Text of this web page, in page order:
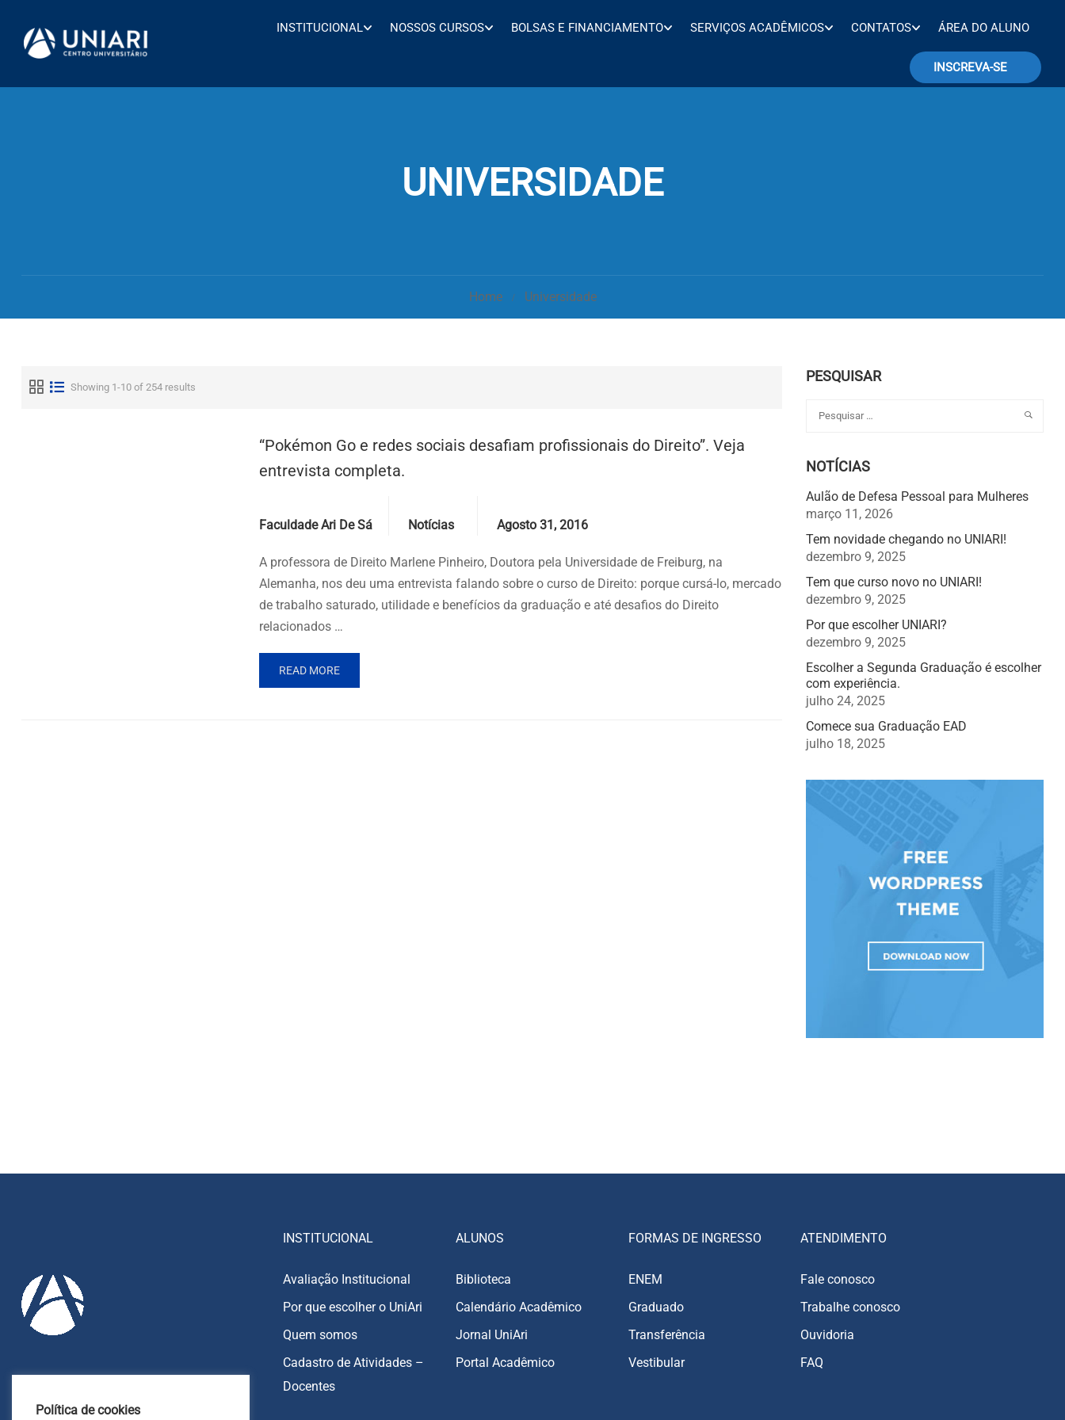
INSTITUCIONAL NOSSOS CURSOS BOLSAS E FINANCIAMENTO SERVIÇOS ACADÊMICOS CONTATOS ÁREA DO ALUNO
INSCREVA-SE
UNIVERSIDADE
Home Universidade
Showing 1-10 of 254 results
“Pokémon Go e redes sociais desafiam profissionais do Direito”. Veja
entrevista completa.
Faculdade Ari De Sá Notícias Agosto 31, 2016
A professora de Direito Marlene Pinheiro, Doutora pela Universidade de Freiburg, na
Alemanha, nos deu uma entrevista falando sobre o curso de Direito: porque cursá-lo, mercado
de trabalho saturado, utilidade e benefícios da graduação e até desafios do Direito
relacionados …
READ MORE
PESQUISAR
NOTÍCIAS
Aulão de Defesa Pessoal para Mulheres
março 11, 2026
Tem novidade chegando no UNIARI!
dezembro 9, 2025
Tem que curso novo no UNIARI!
dezembro 9, 2025
Por que escolher UNIARI?
dezembro 9, 2025
Escolher a Segunda Graduação é escolher
com experiência.
julho 24, 2025
Comece sua Graduação EAD
julho 18, 2025
85 9213-7151
INSTITUCIONAL
Avaliação Institucional
Por que escolher o UniAri
Quem somos
Cadastro de Atividades –
Docentes
ALUNOS
Biblioteca
Calendário Acadêmico
Jornal UniAri
Portal Acadêmico
FORMAS DE INGRESSO
ENEM
Graduado
Transferência
Vestibular
ATENDIMENTO
Fale conosco
Trabalhe conosco
Ouvidoria
FAQ
Política de cookies